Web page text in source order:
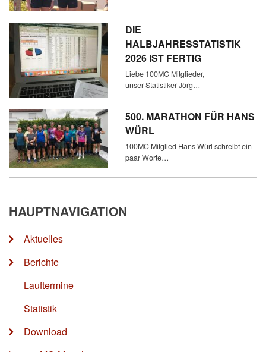
DIE
HALBJAHRESSTATISTIK
2026 IST FERTIG
Liebe 100MC Mitglieder,
unser Statistiker Jörg…
500. MARATHON FÜR HANS
WÜRL
100MC Mitglied Hans Würl schreibt ein
paar Worte…
HAUPTNAVIGATION
Aktuelles
Berichte
Lauftermine
Statistik
Download